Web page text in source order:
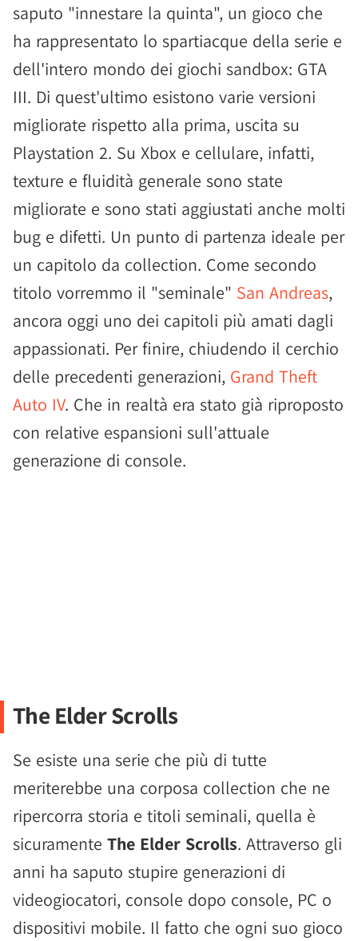
saputo "innestare la quinta", un gioco che
ha rappresentato lo spartiacque della serie e
dell'intero mondo dei giochi sandbox: GTA
III. Di quest'ultimo esistono varie versioni
migliorate rispetto alla prima, uscita su
Playstation 2. Su Xbox e cellulare, infatti,
texture e fluidità generale sono state
migliorate e sono stati aggiustati anche molti
bug e difetti. Un punto di partenza ideale per
un capitolo da collection. Come secondo
titolo vorremmo il "seminale" San Andreas,
ancora oggi uno dei capitoli più amati dagli
appassionati. Per finire, chiudendo il cerchio
delle precedenti generazioni, Grand Theft
Auto IV. Che in realtà era stato già riproposto
con relative espansioni sull'attuale
generazione di console.
The Elder Scrolls
Se esiste una serie che più di tutte
meriterebbe una corposa collection che ne
ripercorra storia e titoli seminali, quella è
sicuramente The Elder Scrolls. Attraverso gli
anni ha saputo stupire generazioni di
videogiocatori, console dopo console, PC o
dispositivi mobile. Il fatto che ogni suo gioco